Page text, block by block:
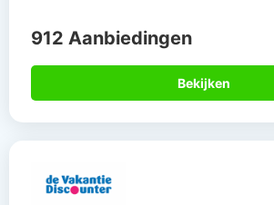
912 Aanbiedingen
Bekijken